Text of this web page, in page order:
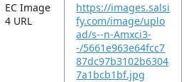
EC Image
4 URL
https://images.salsi
fy.com/image/uplo
ad/s--n-Amxci3-
-/5661e963e64fcc7
87dc97b3102b6304
7a1bcb1bf.jpg